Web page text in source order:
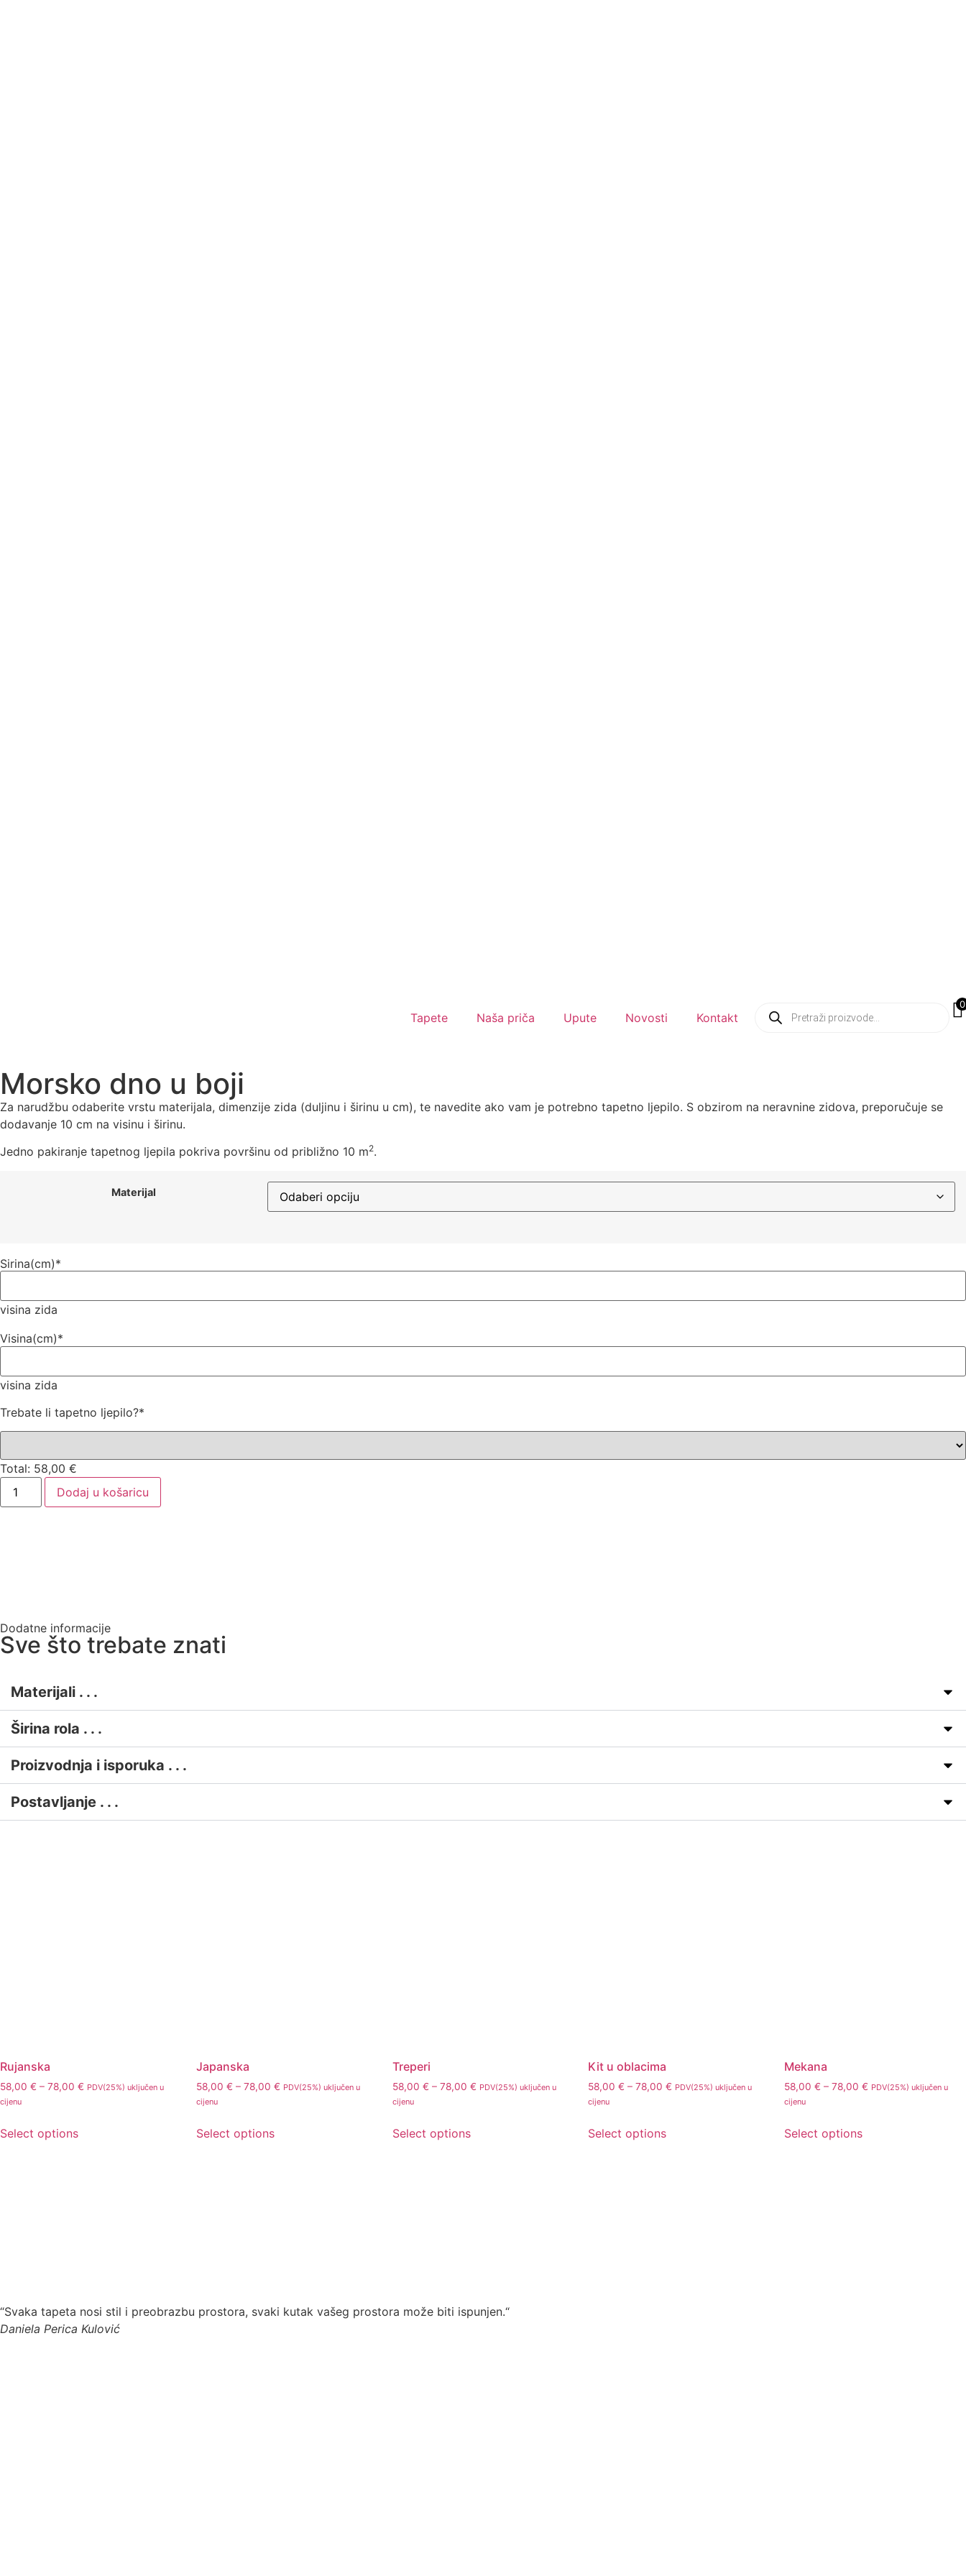
Tapete Naša priča Upute Novosti Kontakt
0
Morsko dno u boji
Za narudžbu odaberite vrstu materijala, dimenzije zida (duljinu i širinu u cm), te navedite ako vam je potrebno tapetno ljepilo. S obzirom na neravnine zidova, preporučuje se
dodavanje 10 cm na visinu i širinu.
Jedno pakiranje tapetnog ljepila pokriva površinu od približno 10 m2.
Materijal
Sirina(cm)*
visina zida
Visina(cm)*
visina zida
Trebate li tapetno ljepilo?*
Total: 58,00 €
Dodaj u košaricu
Dodatne informacije
Sve što trebate znati
Materijali . . .
Širina rola . . .
Proizvodnja i isporuka . . .
Postavljanje . . .
Rujanska
58,00 € – 78,00 € PDV(25%) uključen u
cijenu
Select options
Japanska
58,00 € – 78,00 € PDV(25%) uključen u
cijenu
Select options
Treperi
58,00 € – 78,00 € PDV(25%) uključen u
cijenu
Select options
Kit u oblacima
58,00€ – 78,00€ PDV(25%) uključen u
cijenu
Select options
Mekana
58,00€ – 78,00€ PDV(25%) uključen u
cijenu
Select options
“Svaka tapeta nosi stil i preobrazbu prostora, svaki kutak vašeg prostora može biti ispunjen.“
Daniela Perica Kulović